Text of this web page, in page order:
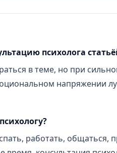
психолога
в теме, но при
напряжении
работать, общаться,